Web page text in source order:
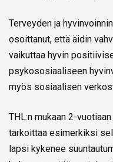
Terveyden ja
osoittanut, että äidin
vaikuttaa hyvin
psykososiaaliseen
myös sosiaalisen
THL:n mukaan 2-
tarkoittaa esimerkiksi
lapsi kykenee